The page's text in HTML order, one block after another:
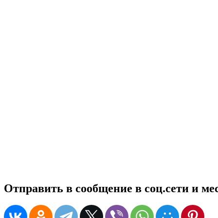
Отправить в сообщение в соц.сети и